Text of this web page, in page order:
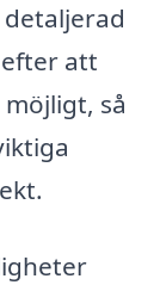
att
så